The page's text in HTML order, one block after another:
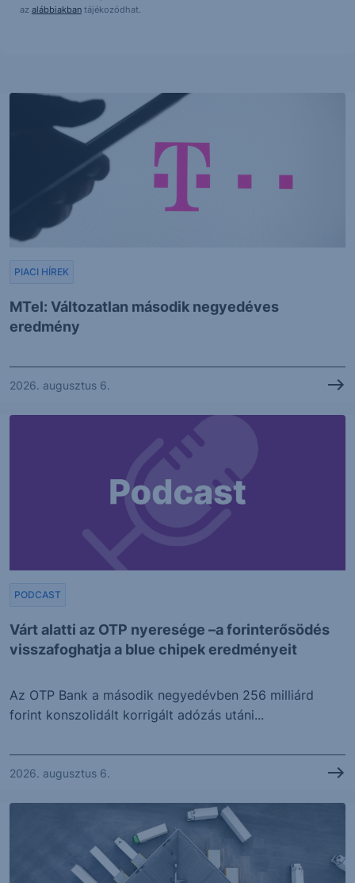
az alábbiakbantájékozódhat.
MTel: Változatlan második negyedéves
eredmény
PIACI HÍREK
2026. augusztus 6.
Várt alatti az OTP nyeresége –a forinterősödés
visszafoghatja a blue chipek eredményeit
PODCAST
Az OTP Bank a második negyedévben 256 milliárd
forint konszolidált korrigált adózás utáni...
2026. augusztus 6.